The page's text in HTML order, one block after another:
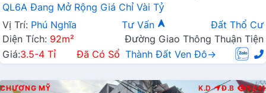
QL6A Đang Mở Rộng Giá Chỉ Vài Tỷ
Vị Trí: Phú Nghĩa Tư Vấn
Đất Thổ Cư
Diện Tích: 92m²
Đường Giao Thông Thuận Tiện
Giá:3.5-4 Tỉ Đã Có Sổ Thành Đất Ven Đô→
CHƯƠNG MỸ K.D Đ.B 5041